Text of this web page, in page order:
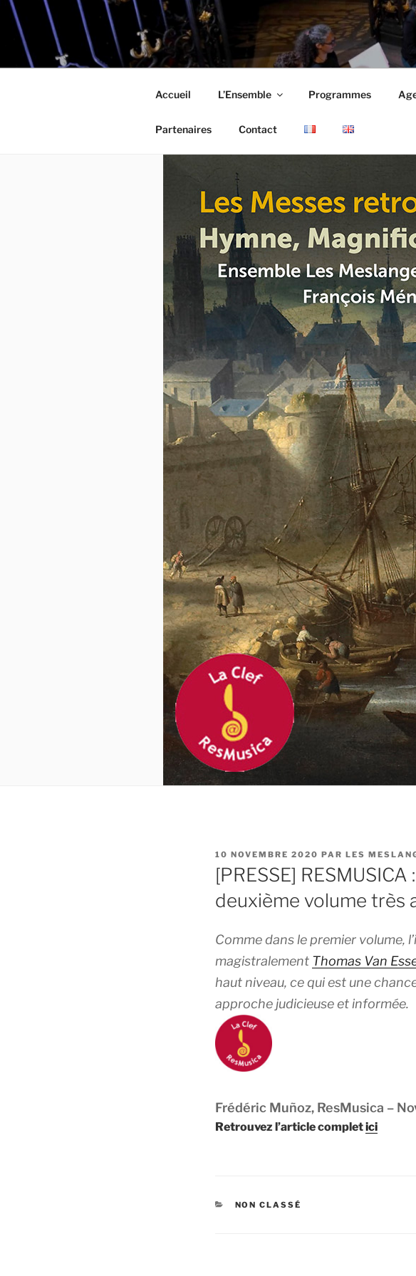
Aller
contenu
principal
LES MESLANGES
Accueil L’Ensemble Programmes
Partenaires Contact
PUBLIÉ
LE
10 NOVEMBRE 2020 PAR LES
[PRESSE]
deuxième volume très
Comme dans le premier volume,
magistralement Thomas Van
haut niveau, ce qui est une
approche judicieuse et informée.
Frédéric Muñoz, ResMusica –
Retrouvez l’article completici
CATÉGORIES
NON CLASSÉ